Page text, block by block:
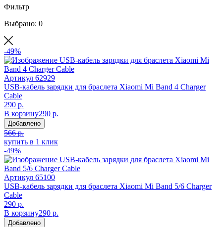
Фильтр
Выбрано: 0
-49%
Артикул 62929
USB-кабель зарядки для браслета Xiaomi Mi Band 4 Charger
Cable
290 р.
В корзину290 р.
Добавлено
566 р.
купить в 1 клик
-49%
Артикул 65100
USB-кабель зарядки для браслета Xiaomi Mi Band 5/6 Charger
Cable
290 р.
В корзину290 р.
Добавлено